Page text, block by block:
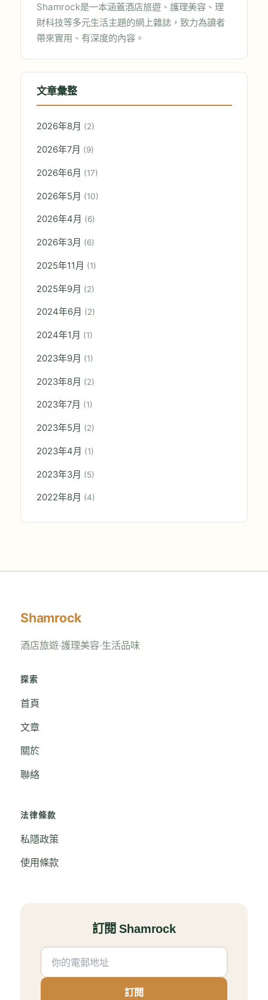
Shamrock是一本涵蓋酒店旅遊、護理美容、理
財科技等多元生活主題的網上雜誌，致力為讀者
帶來實用、有深度的內容。
文章彙整
2026年8月 (2)
2026年7月 (9)
2026年6月 (17)
2026年5月 (10)
2026年4月 (6)
2026年3月 (6)
2025年11月 (1)
2025年9月 (2)
2024年6月 (2)
2024年1月 (1)
2023年9月 (1)
2023年8月 (2)
2023年7月 (1)
2023年5月 (2)
2023年4月 (1)
2023年3月 (5)
2022年8月 (4)
Shamrock
酒店旅遊‧護理美容‧生活品味
探索
首頁
文章
關於
聯絡
法律條款
私隱政策
使用條款
訂閱 Shamrock
訂閱